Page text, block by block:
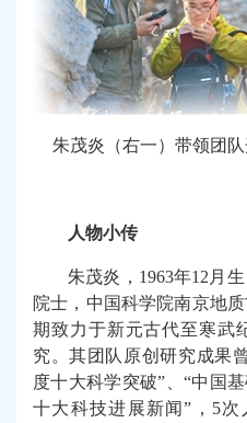
朱茂炎（右一）带领团
人物小传
朱茂炎， 1963年12 月
院士，中国科学院南京地
期致力于新元古代至寒武
究。其团队原创研究成果
度十大科学突破”、“中国
十大科技进展新闻”， 5次